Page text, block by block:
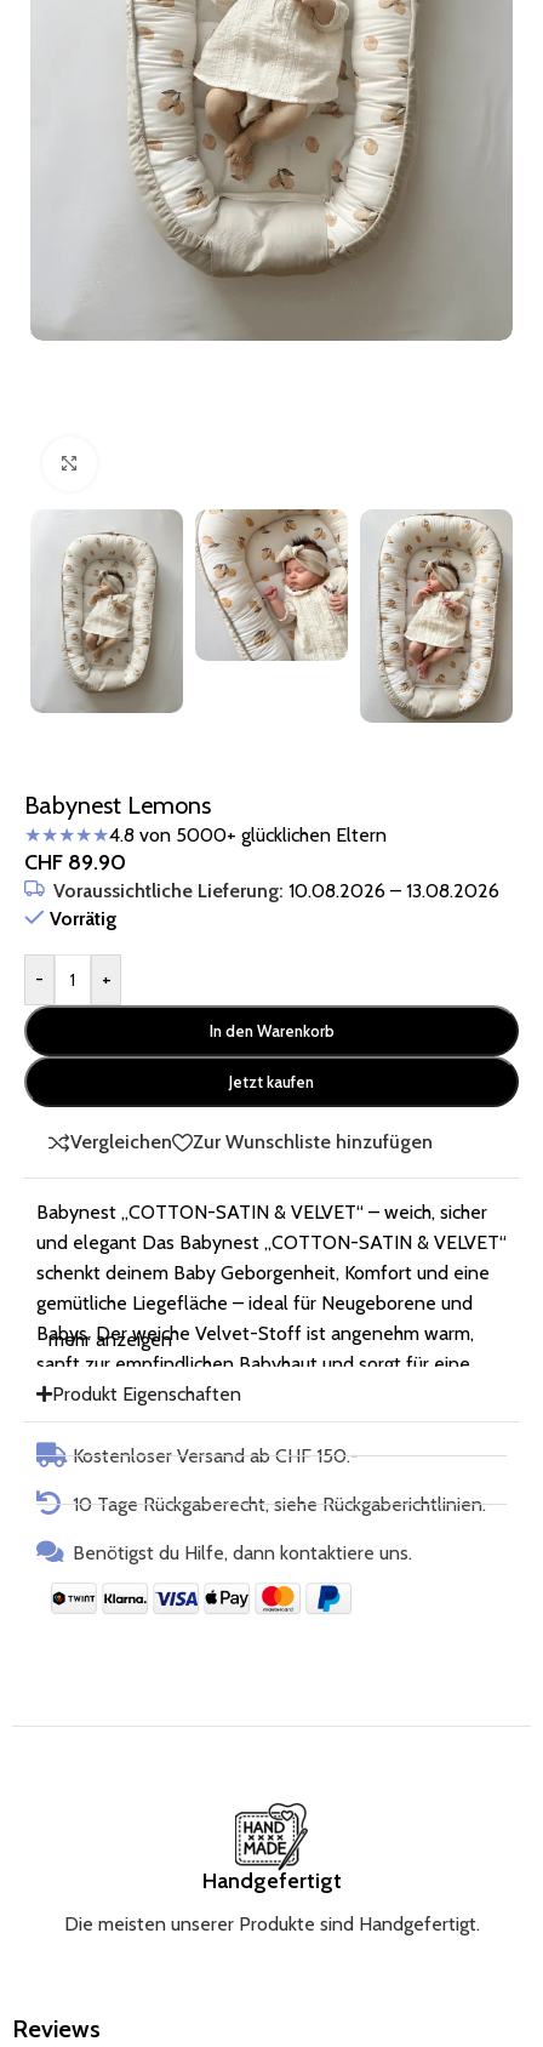
Babynest Lemons
★★★★★4.8 von 5000+ glücklichen Eltern
CHF 89.90
Voraussichtliche Lieferung: 10.08.2026 – 13.08.2026
Vorrätig
- +
In den Warenkorb
Jetzt kaufen
Vergleichen Zur Wunschliste hinzufügen
Babynest „COTTON-SATIN & VELVET“ – weich, sicher
und elegant Das Babynest „COTTON-SATIN & VELVET“
schenkt deinem Baby Geborgenheit, Komfort und eine
gemütliche Liegefläche – ideal für Neugeborene und
Babys. Der weiche Velvet-Stoff ist angenehm warm,
sanft zur empfindlichen Babyhaut und sorgt für eine
edle Optik im Babyzimmer. Das Nestchen schafft eine
begrenzte, kuschelige Umgebung, die an die
Geborgenheit im Mutterleib erinnert. Die dekorative
Blickfang. Vorteile: Weicher, warmer und eleganter Stoff
(50% Cotton, 50% Polyester Velvet) In Polen gefertigt
Grössenverstellung durch Kordel Stoff mit OEKO-TEX®
°C, sanft schleudern. Nicht im Trockner trocknen. Das
Farben können je nach Monitoreinstellung leicht
abweichen. Sicherheitshinweise: Lasse dein Baby
niemals unbeaufsichtigt. Das Babynest schützt nicht vor
werden und ist keine Babytrage und kein Spielzeug. Nur
Produkt nicht, wenn Teile beschädigt, gerissen oder
mehr anzeigen
Produkt Eigenschaften
Kostenloser Versand ab CHF 150.-
10 Tage Rückgaberecht, siehe Rückgaberichtlinien.
Benötigst du Hilfe, dann kontaktiere uns.
Handgefertigt
Die meisten unserer Produkte sind Handgefertigt.
Reviews